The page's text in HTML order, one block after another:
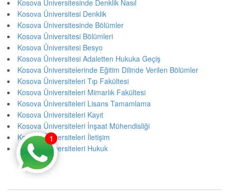
Kosova Üniversitesinde Denklik Nasıl
Kosova Üniversitesi Denklik
Kosova Üniversitesinde Bölümler
Kosova Üniversitesi Bölümleri
Kosova Üniversitesi Besyo
Kosova Üniversitesi Adaletten Hukuka Geçiş
Kosova Üniversitelerinde Eğitim Dilinde Verilen Bölümler
Kosova Üniversiteleri Tıp Fakültesi
Kosova Üniversiteleri Mimarlık Fakültesi
Kosova Üniversiteleri Lisans Tamamlama
Kosova Üniversiteleri Kayıt
Kosova Üniversiteleri İnşaat Mühendisliği
Kosova Üniversiteleri İletişim
Kosova Üniversiteleri Hukuk
1